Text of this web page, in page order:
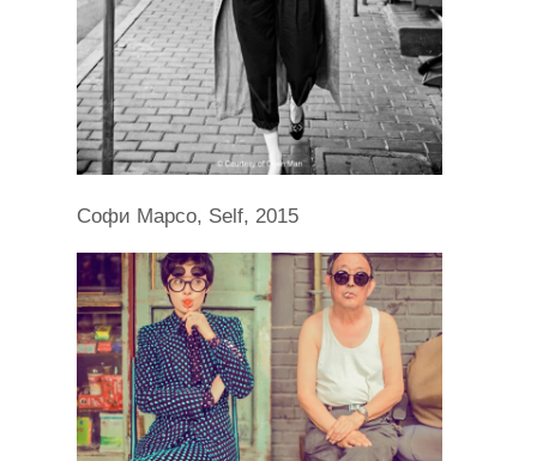
Софи Марсо, Self, 2015